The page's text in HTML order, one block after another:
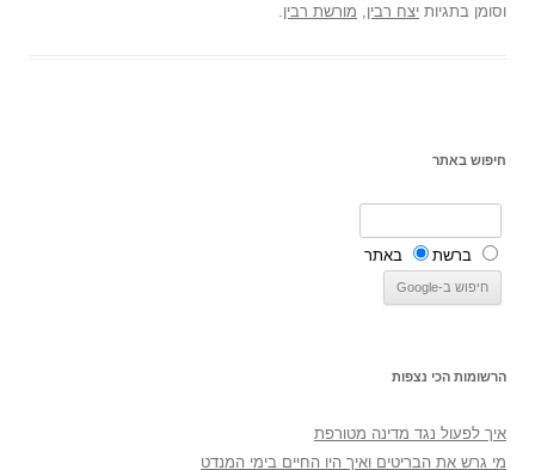
וסומן בתגיות יצח רבין מורשת רבין
חיפוש באתר
ברשת באתר
הרשומות הכי נצפות
איך לפעול נגד מדינה מטורפת
מי גרש את הבריטים ואיך היו החיים בימי המנדט